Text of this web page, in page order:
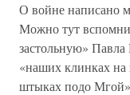
О войне написано
Можно тут
застольную»
«наших клинках
штыках подо